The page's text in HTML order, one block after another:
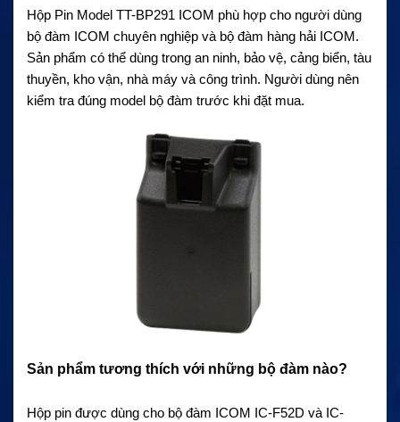
Hộp Pin Model TT-BP291 ICOM phù hợp cho người dùng
bộ đàm ICOM chuyên nghiệp và bộ đàm hàng hải ICOM.
Sản phẩm có thể dùng trong an ninh, bảo vệ, cảng biển, tàu
thuyền, kho vận, nhà máy và công trình. Người dùng nên
kiểm tra đúng model bộ đàm trước khi đặt mua.
Sản phẩm tương thích với những bộ đàm nào?
Hộp pin được dùng cho bộ đàm ICOM IC-F52D và IC-